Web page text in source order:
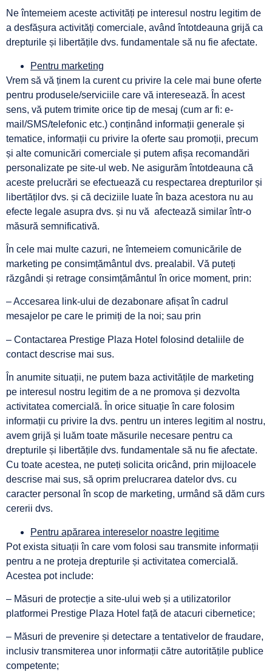
Ne întemeiem aceste activități pe interesul nostru legitim de
a desfășura activități comerciale, având întotdeauna grijă ca
drepturile și libertățile dvs. fundamentale să nu fie afectate.
Pentru marketing
Vrem să vă ținem la curent cu privire la cele mai bune oferte
pentru produsele/serviciile care vă interesează. În acest
sens, vă putem trimite orice tip de mesaj (cum ar fi: e-
mail/SMS/telefonic etc.) conținând informații generale și
tematice, informații cu privire la oferte sau promoții, precum
și alte comunicări comerciale și putem afișa recomandări
personalizate pe site-ul web. Ne asigurăm întotdeauna că
aceste prelucrări se efectuează cu respectarea drepturilor și
libertăților dvs. și că deciziile luate în baza acestora nu au
efecte legale asupra dvs. și nu vă afectează similar într-o
măsură semnificativă.
În cele mai multe cazuri, ne întemeiem comunicările de
marketing pe consimțământul dvs. prealabil. Vă puteți
răzgândi și retrage consimțământul în orice moment, prin:
– Accesarea link-ului de dezabonare afișat în cadrul
mesajelor pe care le primiți de la noi; sau prin
– Contactarea Prestige Plaza Hotel folosind detaliile de
contact descrise mai sus.
În anumite situații, ne putem baza activitățile de marketing
pe interesul nostru legitim de a ne promova și dezvolta
activitatea comercială. În orice situație în care folosim
informații cu privire la dvs. pentru un interes legitim al nostru,
avem grijă și luăm toate măsurile necesare pentru ca
drepturile și libertățile dvs. fundamentale să nu fie afectate.
Cu toate acestea, ne puteți solicita oricând, prin mijloacele
descrise mai sus, să oprim prelucrarea datelor dvs. cu
caracter personal în scop de marketing, urmând să dăm curs
cererii dvs.
Pentru apărarea intereselor noastre legitime
Pot exista situații în care vom folosi sau transmite informații
pentru a ne proteja drepturile și activitatea comercială.
Acestea pot include:
– Măsuri de protecție a site-ului web și a utilizatorilor
platformei Prestige Plaza Hotel față de atacuri cibernetice;
– Măsuri de prevenire și detectare a tentativelor de fraudare,
inclusiv transmiterea unor informații către autoritățile publice
competente;